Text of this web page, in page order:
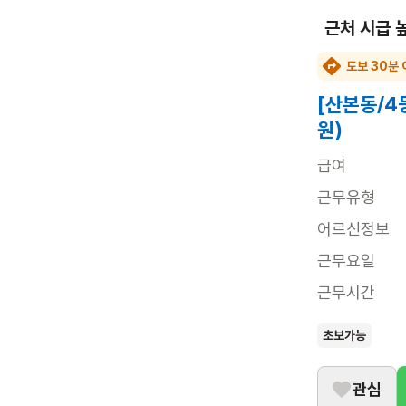
근처 시급
도보 30분
[산본동/4
원)
급여
근무유형
어르신정보
근무요일
근무시간
초보가능
관심